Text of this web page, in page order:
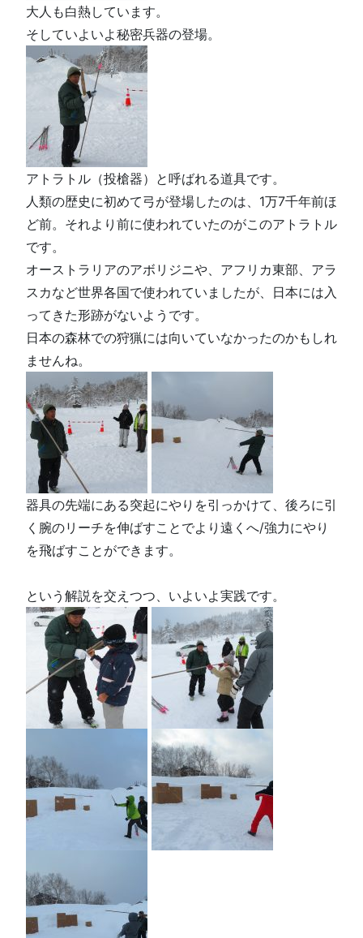
大人も白熱しています。
そしていよいよ秘密兵器の登場。
アトラトル（投槍器）と呼ばれる道具です。
人類の歴史に初めて弓が登場したのは、1万7千年前ほ
ど前。それより前に使われていたのがこのアトラトル
です。
オーストラリアのアボリジニや、アフリカ東部、アラ
スカなど世界各国で使われていましたが、日本には入
ってきた形跡がないようです。
日本の森林での狩猟には向いていなかったのかもしれ
ませんね。
器具の先端にある突起にやりを引っかけて、後ろに引
く腕のリーチを伸ばすことでより遠くへ/強力にやり
を飛ばすことができます。
という解説を交えつつ、いよいよ実践です。